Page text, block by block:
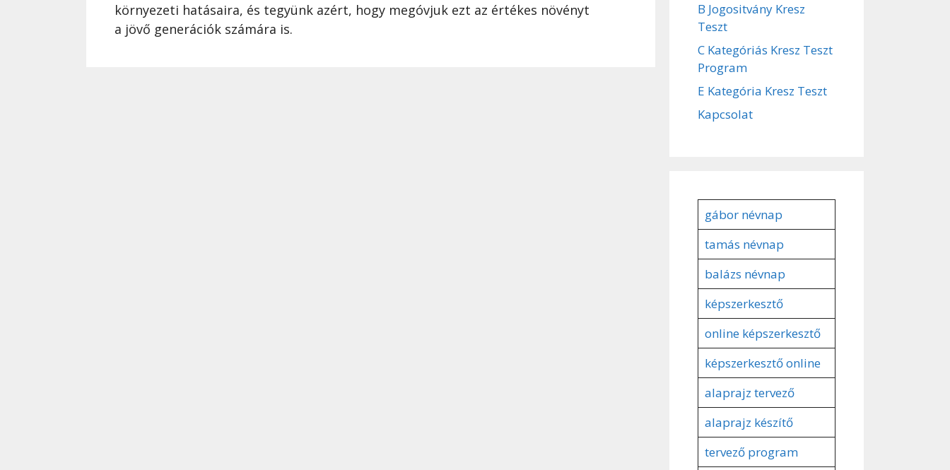
környezeti hatásaira, és tegyünk azért, hogy megóvjuk ezt az értékes növényt
a jövő generációk számára is.
B Jogositvány Kresz
Teszt
C Kategóriás Kresz Teszt
Program
E Kategória Kresz Teszt
Kapcsolat
gábor névnap
tamás névnap
balázs névnap
képszerkesztő
online képszerkesztő
képszerkesztő online
alaprajz tervező
alaprajz készítő
tervező program